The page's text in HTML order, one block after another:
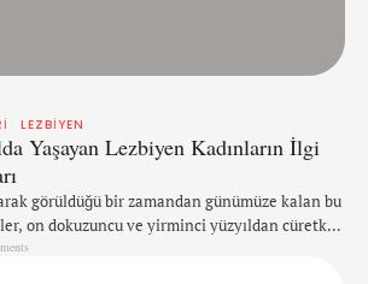
LEZBIYEN
Yaşayan Lezbiyen Kadınların İlgi
görüldüğü bir zamandan günümüze kalan bu
on dokuzuncu ve yirminci yüzyıldan cüretkar
Öpüşmeli, kucaklaşmalı ve samimi